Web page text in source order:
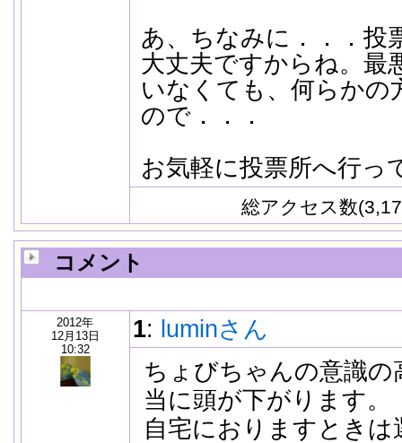
あ、ちなみに．．．投
大丈夫ですからね。最
いなくても、何らかの
ので．．．
お気軽に投票所へ行っ
総アクセス数
コメント
2012年
12月13日
10:32
1: luminさん
ちょびちゃんの意識
当に頭が下がります。
自宅におりますとき